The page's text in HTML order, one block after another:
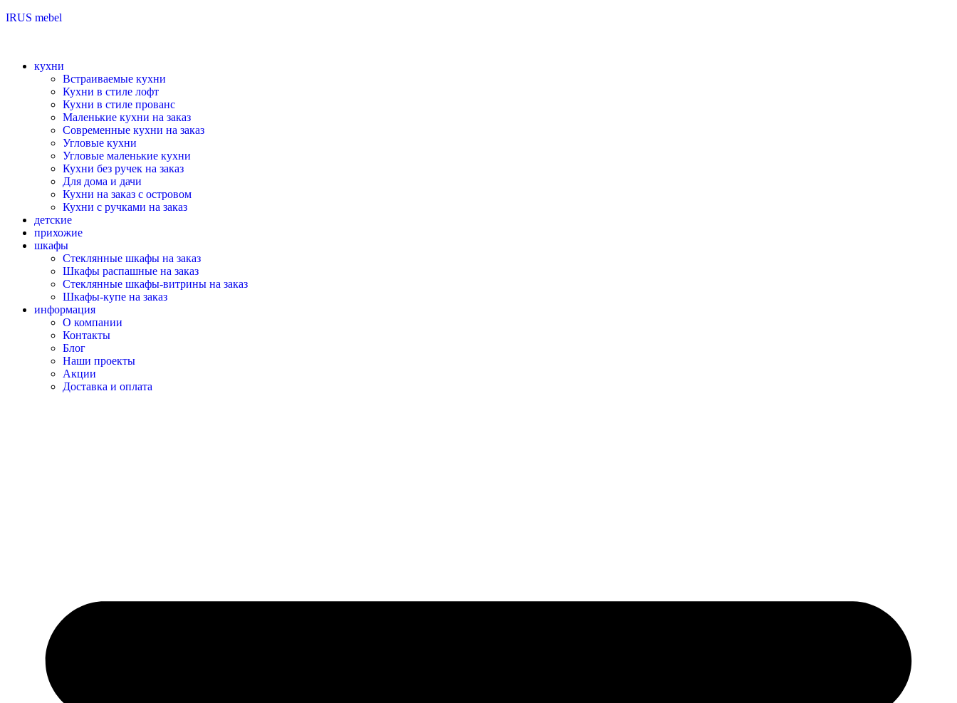
IRUS mebel
кухни
Встраиваемые кухни
Кухни в стиле лофт
Кухни в стиле прованс
Маленькие кухни на заказ
Современные кухни на заказ
Угловые кухни
Угловые маленькие кухни
Кухни без ручек на заказ
Для дома и дачи
Кухни на заказ с островом
Кухни с ручками на заказ
детские
прихожие
шкафы
Стеклянные шкафы на заказ
Шкафы распашные на заказ
Стеклянные шкафы-витрины на заказ
Шкафы-купе на заказ
информация
О компании
Контакты
Блог
Наши проекты
Акции
Доставка и оплата